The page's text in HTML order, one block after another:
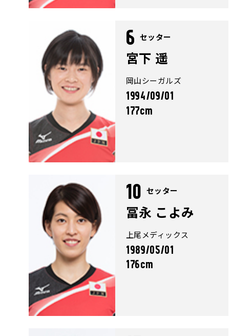
6 セッター
宮下 遥
岡山シーガルズ
1994/09/01
177cm
10 セッター
冨永 こよみ
上尾メディックス
1989/05/01
176cm